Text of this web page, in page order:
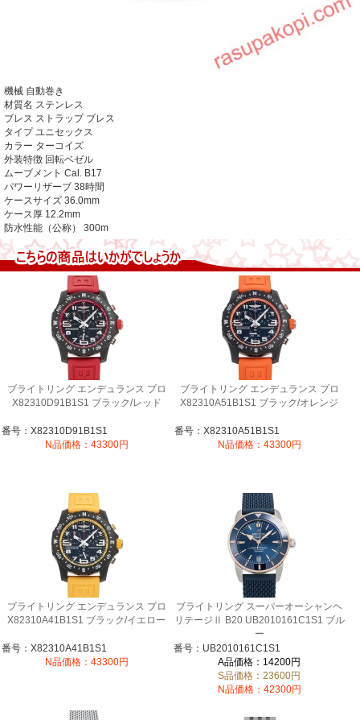
機械 自動巻き
材質名 ステンレス
ブレス ストラップ ブレス
タイプ ユニセックス
カラー ターコイズ
外装特徴 回転ベゼル
ムーブメント Cal. B17
パワーリザーブ 38時間
ケースサイズ 36.0mm
ケース厚 12.2mm
防水性能（公称）
300m
ブライトリング エンデュランス プロ
X82310D91B1S1 ブラック/レッド
番号：X82310D91B1S1
N品価格：43300円
ブライトリング エンデュランス プロ
X82310A51B1S1 ブラック/オレンジ
番号：X82310A51B1S1
N品価格：43300円
ブライトリング エンデュランス プロ
X82310A41B1S1 ブラック/イエロー
番号：X82310A41B1S1
N品価格：43300円
ブライトリング スーパーオーシャンヘ
リテージⅡ B20 UB2010161C1S1 ブル
ー
番号：UB2010161C1S1
A品価格：14200円
S品価格：23600円
N品価格：42300円